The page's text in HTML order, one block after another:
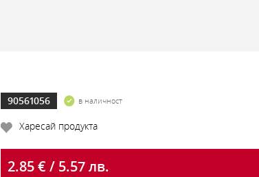
90561056 в наличност
Харесай продукта
2.85 € / 5.57 лв.